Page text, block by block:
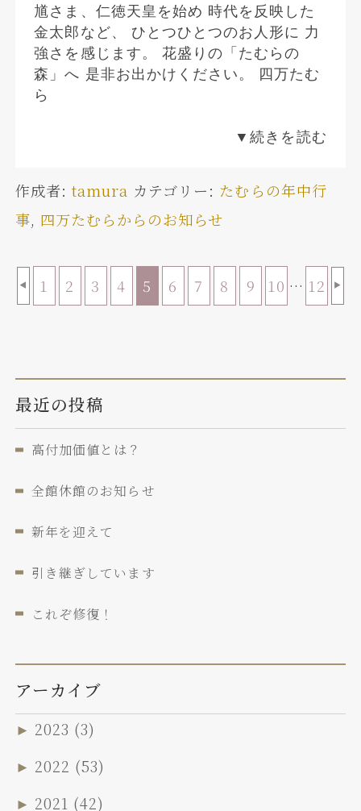
馗さま、仁徳天皇を始め 時代を反映した
金太郎など、 ひとつひとつのお人形に 力
強さを感じます。 花盛りの「たむらの
森」へ 是非お出かけください。 四万たむ
ら
▼続きを読む
作成者: tamura カテゴリー: たむらの年中行
事, 四万たむらからのお知らせ
◀ 1 2 3 4 5 6 7 8 9 10 … 12 ▶
最近の投稿
高付加価値とは？
全館休館のお知らせ
新年を迎えて
引き継ぎしています
これぞ修復！
アーカイブ
► 2023 (3)
► 2022 (53)
► 2021 (42)